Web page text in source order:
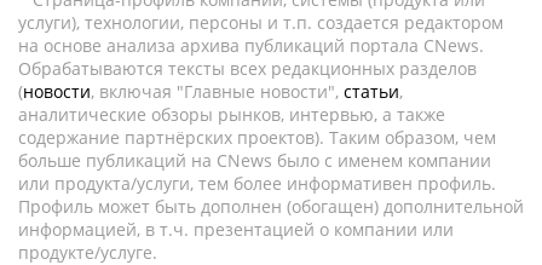
услуги), технологии, персоны и т.п. создается редактором
на основе анализа архива публикаций портала CNews.
Обрабатываются тексты всех редакционных разделов
(новости, включая "Главные новости", статьи,
аналитические обзоры рынков, интервью, а также
содержание партнёрских проектов). Таким образом, чем
больше публикаций на CNews было с именем компании
или продукта/услуги, тем более информативен профиль.
Профиль может быть дополнен (обогащен) дополнительной
информацией, в т.ч. презентацией о компании или
продукте/услуге.